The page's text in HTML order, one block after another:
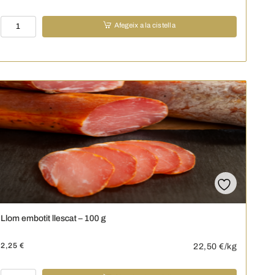
quantitat
de
Riera
D.O.
-
Llescat
Afegeix a la cistella
Llom embotit llescat – 100 g
2,25 € 22,50 €/kg